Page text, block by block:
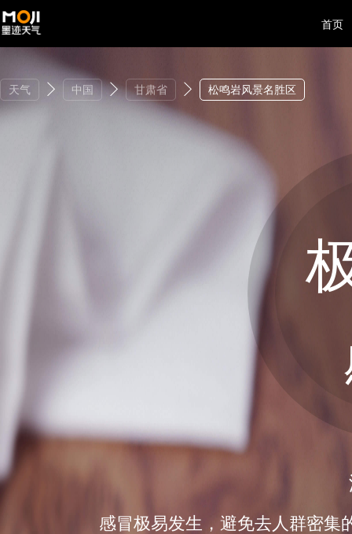
首页
天气 中国 甘肃省 松鸣岩风景名胜区
感冒极易发生，避免去人群密集